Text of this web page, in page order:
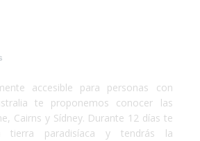
accesible para personas con
te proponemos conocer las
Cairns y Sídney. Durante 12 días te
tierra paradisíaca y tendrás la